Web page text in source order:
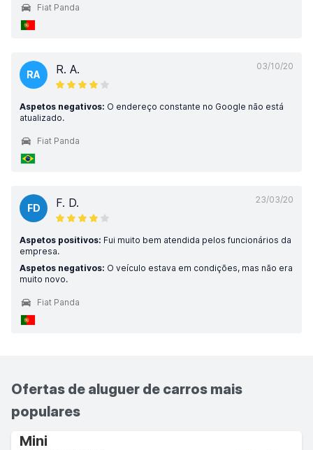
Fiat Panda
03/10/20
RA R. A.
Aspetos negativos: O endereço constante no Google não está
atualizado.
Fiat Panda
23/03/20
FD F. D.
Aspetos positivos: Fui muito bem atendida pelos funcionários da
empresa.
Aspetos negativos: O veículo estava em condições, mas não era
muito novo.
Fiat Panda
Ofertas de aluguer de carros mais
populares
Mini